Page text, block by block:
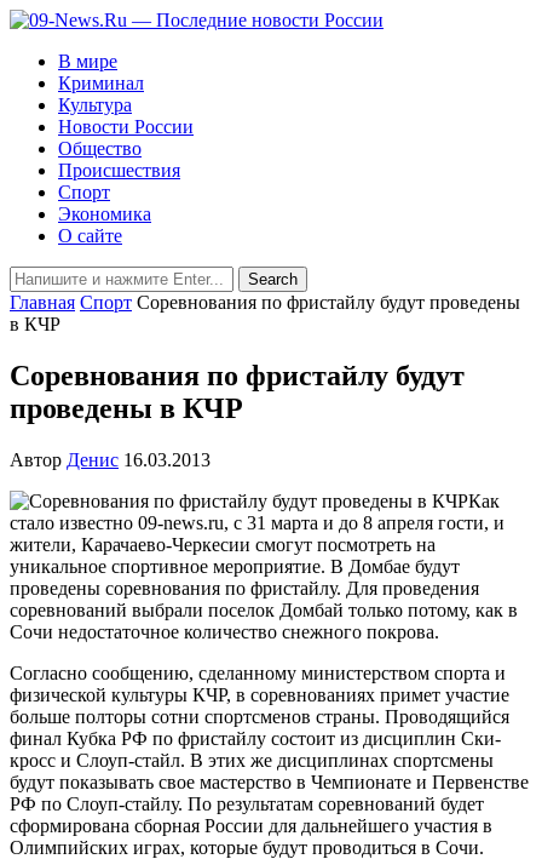
В мире
Криминал
Культура
Новости России
Общество
Происшествия
Спорт
Экономика
О сайте
Главная Спорт Соревнования по фристайлу будут проведены
в КЧР
Соревнования по фристайлу будут
проведены в КЧР
Автор Денис 16.03.2013
Как
стало известно 09-news.ru, с 31 марта и до 8 апреля гости, и
жители, Карачаево-Черкесии смогут посмотреть на
уникальное спортивное мероприятие. В Домбае будут
проведены соревнования по фристайлу. Для проведения
соревнований выбрали поселок Домбай только потому, как в
Сочи недостаточное количество снежного покрова.
Согласно сообщению, сделанному министерством спорта и
физической культуры КЧР, в соревнованиях примет участие
больше полторы сотни спортсменов страны. Проводящийся
финал Кубка РФ по фристайлу состоит из дисциплин Ски-
кросс и Слоуп-стайл. В этих же дисциплинах спортсмены
будут показывать свое мастерство в Чемпионате и Первенстве
РФ по Слоуп-стайлу. По результатам соревнований будет
сформирована сборная России для дальнейшего участия в
Олимпийских играх, которые будут проводиться в Сочи.